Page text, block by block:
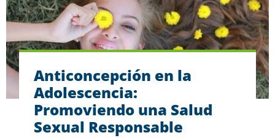
Anticoncepción en la
Adolescencia:
Promoviendo una Salud
Sexual Responsable